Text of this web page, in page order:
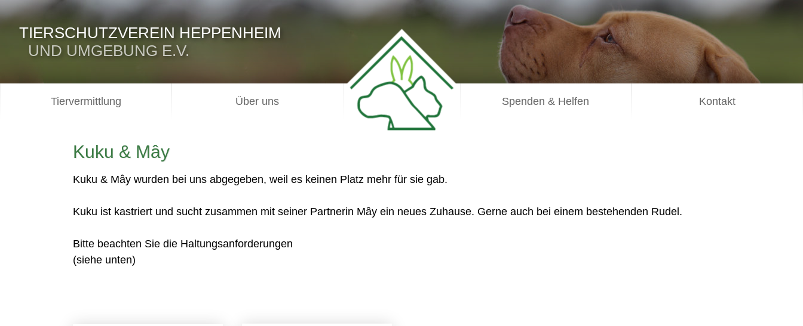
TIERSCHUTZVEREIN HEPPENHEIM
UND UMGEBUNG E.V.
Tiervermittlung Über uns Spenden & Helfen Kontakt
Kuku & Mây
Kuku & Mây wurden bei uns abgegeben, weil es keinen Platz mehr für sie gab.
Kuku ist kastriert und sucht zusammen mit seiner Partnerin Mây ein neues Zuhause. Gerne auch bei einem bestehenden Rudel.
Bitte beachten Sie die Haltungsanforderungen
(siehe unten)